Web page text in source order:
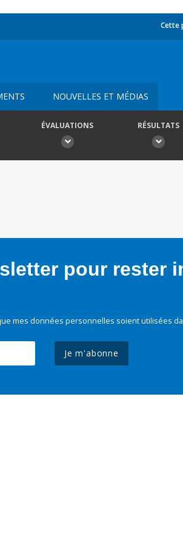
Cette
NOUVELLES ET MÉDIAS
ÉVALUATIONS RÉSULTATS
pour rester
mes données personnelles soient utilisées
Je m'abonne